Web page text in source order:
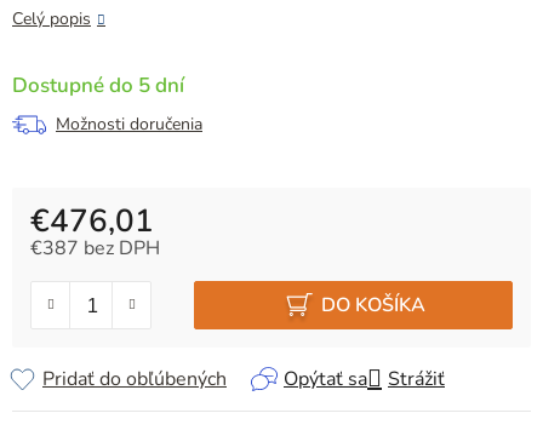
Celý popis
Dostupné do 5 dní
Možnosti doručenia
€476,01
€387 bez DPH
DO KOŠÍKA
Opýtať sa Strážiť
Pridať do obľúbených